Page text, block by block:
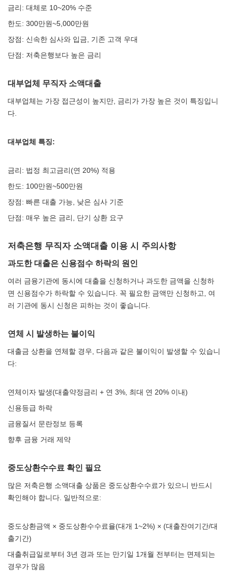
금리: 대체로 10~20% 수준
한도: 300만원~5,000만원
장점: 신속한 심사와 입금, 기존 고객 우대
단점: 저축은행보다 높은 금리
대부업체 무직자 소액대출
대부업체는 가장 접근성이 높지만, 금리가 가장 높은 것이 특징입니
다.
대부업체 특징:
금리: 법정 최고금리(연 20%) 적용
한도: 100만원~500만원
장점: 빠른 대출 가능, 낮은 심사 기준
단점: 매우 높은 금리, 단기 상환 요구
저축은행 무직자 소액대출 이용 시 주의사항
과도한 대출은 신용점수 하락의 원인
여러 금융기관에 동시에 대출을 신청하거나 과도한 금액을 신청하
면 신용점수가 하락할 수 있습니다. 꼭 필요한 금액만 신청하고, 여
러 기관에 동시 신청은 피하는 것이 좋습니다.
연체 시 발생하는 불이익
대출금 상환을 연체할 경우, 다음과 같은 불이익이 발생할 수 있습니
다:
연체이자 발생(대출약정금리 + 연 3%, 최대 연 20% 이내)
신용등급 하락
금융질서 문란정보 등록
향후 금융 거래 제약
중도상환수수료 확인 필요
많은 저축은행 소액대출 상품은 중도상환수수료가 있으니 반드시
확인해야 합니다. 일반적으로:
중도상환금액 × 중도상환수수료율(대개 1~2%) × (대출잔여기간/대
출기간)
대출취급일로부터 3년 경과 또는 만기일 1개월 전부터는 면제되는
경우가 많음